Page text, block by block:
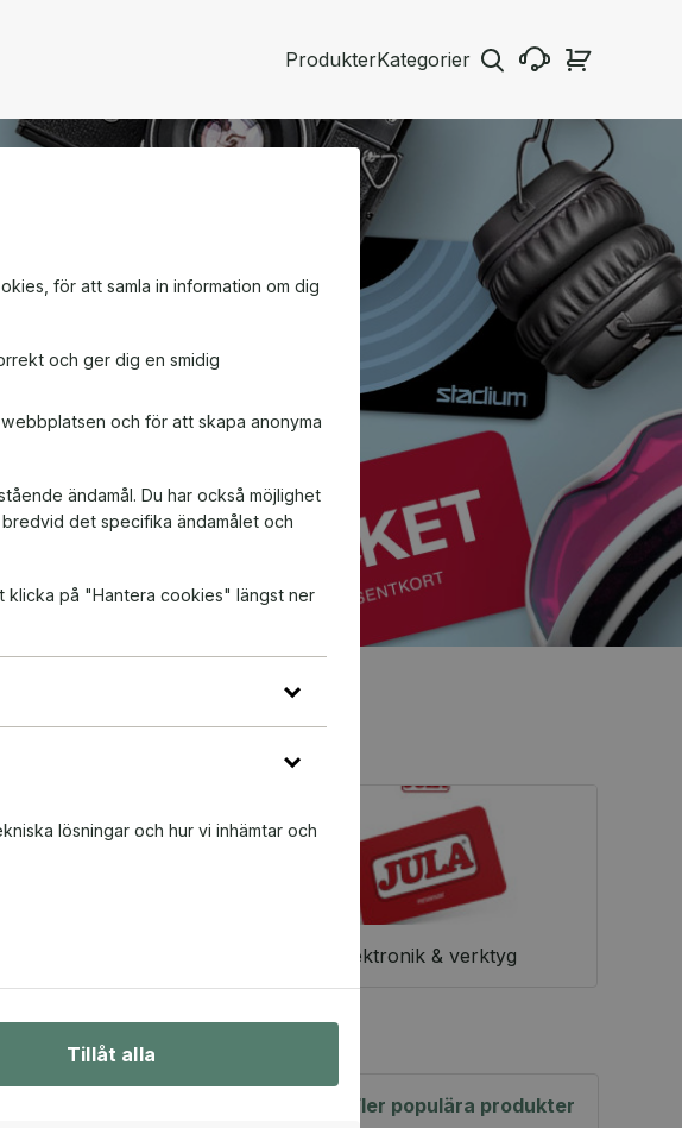
för att samla in information om dig
och ger dig en smidig
och för att skapa anonyma
ändamål. Du har också möjlighet
det specifika ändamålet och
klicka på "Hantera cookies" längst ner
lösningar och hur vi inhämtar och
Tillåt alla
ProdukterKategorier
Elektronik & verktyg
Fler populära produkter